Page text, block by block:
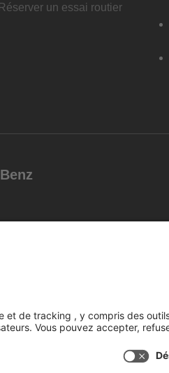
Réserver un essai routier